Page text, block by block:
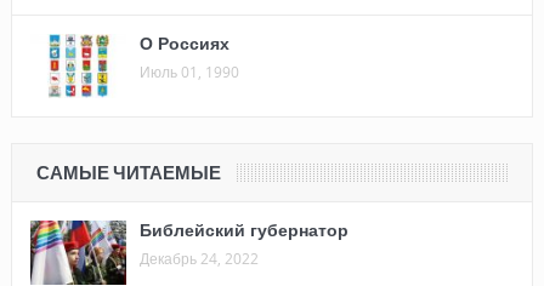
О Россиях
Июль 01, 1990
САМЫЕ ЧИТАЕМЫЕ
Библейский губернатор
Декабрь 24, 2022